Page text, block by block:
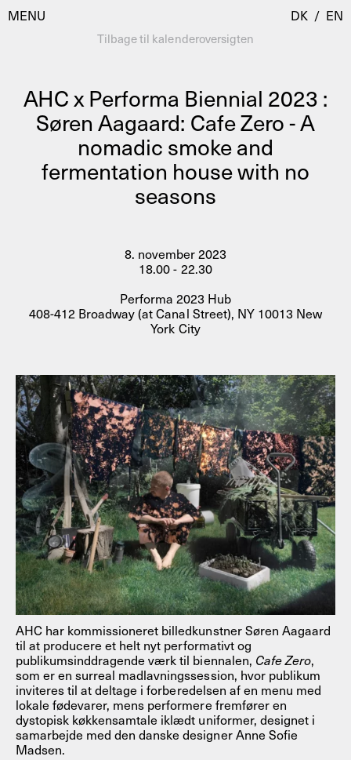
MENU
Besøg
Kalender
Room Room
AHC Channel
Programmer
Residencies & Studios
Om
Om AHC
Presse
AHC Channel Søg
DK / EN
Tilbage til kalenderoversigten
AHC x Performa Biennial 2023 :
Søren Aagaard: Cafe Zero - A
nomadic smoke and
fermentation house with no
seasons
8. november 2023
18.00 - 22.30
Performa 2023 Hub
408-412 Broadway (at Canal Street), NY 10013 New
York City
AHC har kommissioneret billedkunstner Søren Aagaard
til at producere et helt nyt performativt og
publikumsinddragende værk til biennalen, Cafe Zero,
som er en surreal madlavningssession, hvor publikum
inviteres til at deltage i forberedelsen af en menu med
lokale fødevarer, mens performere fremfører en
dystopisk køkkensamtale iklædt uniformer, designet i
samarbejde med den danske designer Anne Sofie
Madsen.